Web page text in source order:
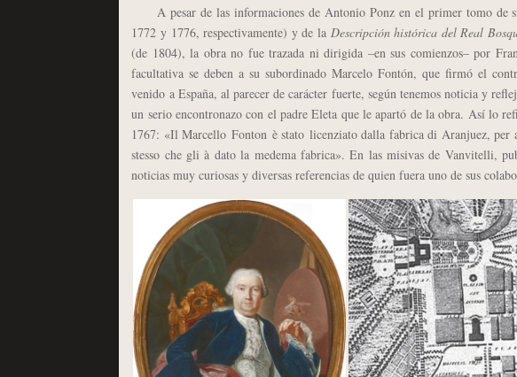
A pesar de las informaciones de Antonio Ponz en el primer tomo de
1772 y 1776, respectivamente) y de la Descripción histórica del Real
(de 1804), la obra no fue trazada ni dirigida –en sus comienzos– por
facultativa se deben a su subordinado Marcelo Fontón, que firmó el
venido a España, al parecer de carácter fuerte, según tenemos noticia y
un serio encontronazo con el padre Eleta que le apartó de la obra. Así lo
1767: «Il Marcello Fonton è stato licenziato dalla fabrica di Aranjuez,
stesso che gli à dato la medema fabrica». En las misivas de Vanvitelli,
noticias muy curiosas y diversas referencias de quien fuera uno de sus